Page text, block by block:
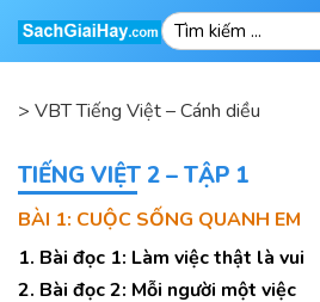
> VBT Tiếng Việt – Cánh diều
TIẾNG VIỆT 2 – TẬP 1
BÀI 1: CUỘC SỐNG QUANH EM
1. Bài đọc 1: Làm việc thật là vui
2. Bài đọc 2: Mỗi người một việc